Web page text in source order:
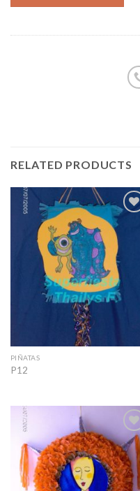
RELATED PRODUCTS
Add to
Wishlist
PIÑATAS
P12
Add to
Wishlist